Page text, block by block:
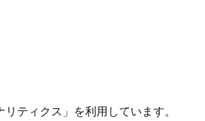
ティクス」を利用しています。